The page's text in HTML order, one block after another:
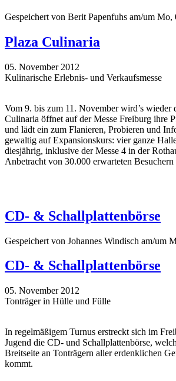
Gespeichert von Berit Papenfuhs am/um Mo,
Plaza Culinaria
05. November 2012
Kulinarische Erlebnis- und Verkaufsmesse
Vom 9. bis zum 11. November wird’s wieder
Culinaria öffnet auf der Messe Freiburg ihre
und lädt ein zum Flanieren, Probieren und
gewaltig auf Expansionskurs: vier ganze
diesjährig, inklusive der Messe 4 in der
Anbetracht von 30.000 erwarteten
CD- & Schallplattenbörse
Gespeichert von Johannes Windisch am/um
CD- & Schallplattenbörse
05. November 2012
Tonträger in Hülle und Fülle
In regelmäßigem Turnus erstreckt sich im
Jugend die CD- und Schallplattenbörse,
Breitseite an Tonträgern aller erdenklichen
kommt.